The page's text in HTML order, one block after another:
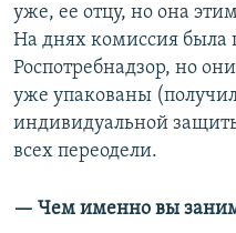
уже, ее отцу, но она
На днях комиссия
Роспотребнадзор, но
уже упакованы
индивидуальной
всех переодели.
— Чем именно вы